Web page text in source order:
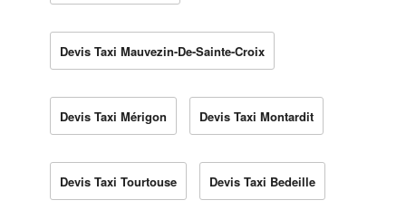
Devis Taxi Mauvezin-De-Sainte-Croix
Devis Taxi Mérigon Devis Taxi Montardit
Devis Taxi Tourtouse Devis Taxi Bedeille